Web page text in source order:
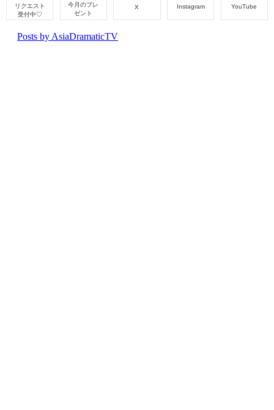
リクエスト
受付中♡
今月のプレ
ゼント
X Instagram YouTube